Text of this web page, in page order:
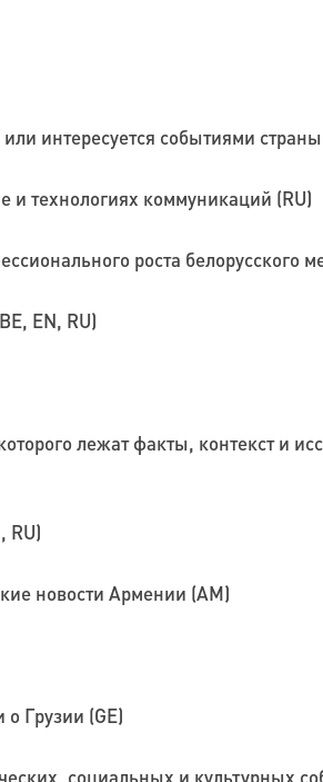
интересуется событиями
и технологиях коммуникаций (RU)
роста белорусского
EN, RU)
лежат факты, контекст и
RU)
новости Армении (AM)
Грузии (GE)
социальных и культурных